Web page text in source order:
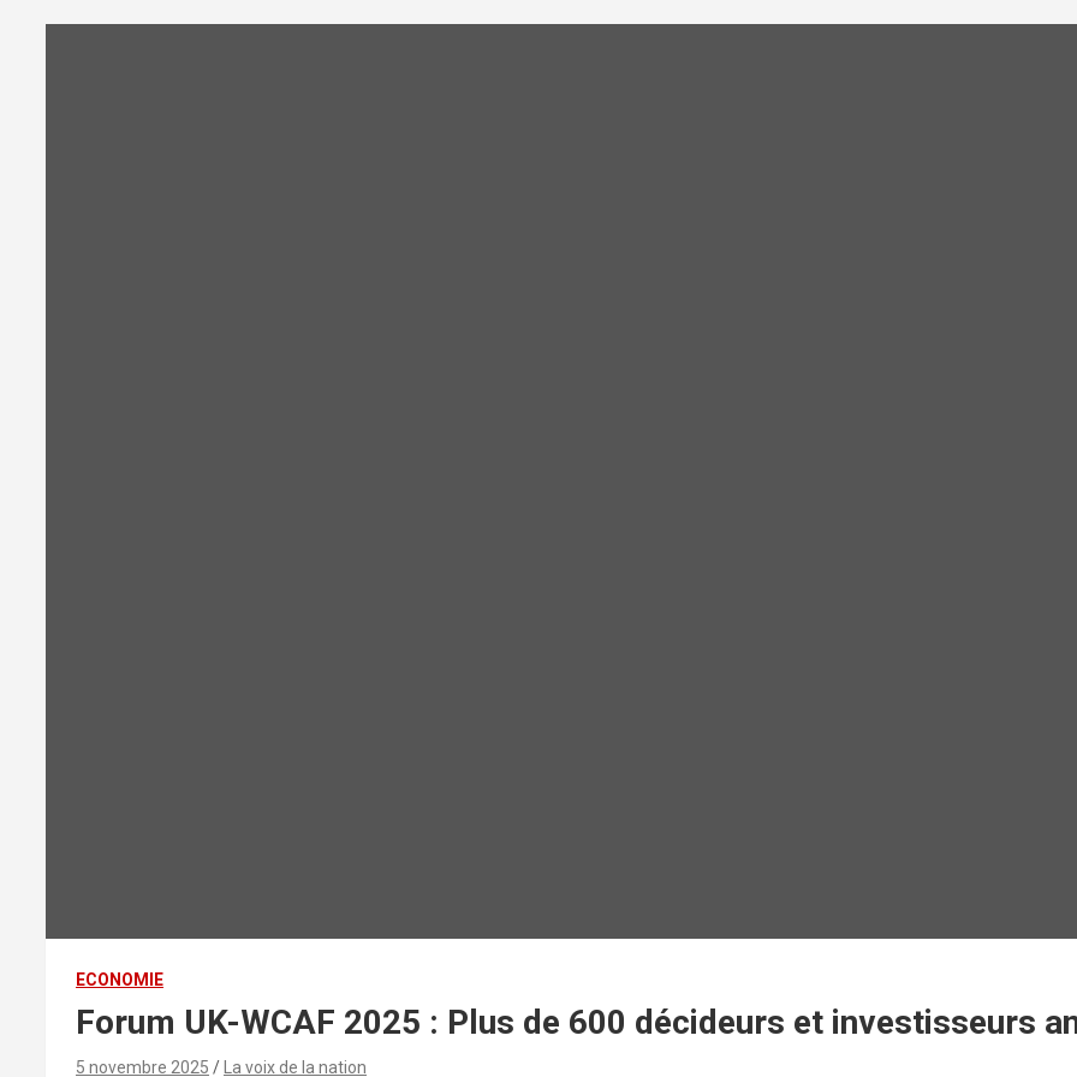
ECONOMIE
Forum UK-WCAF 2025 : Plus de 600 décideurs et investisseurs
5 novembre 2025 La voix de la nation